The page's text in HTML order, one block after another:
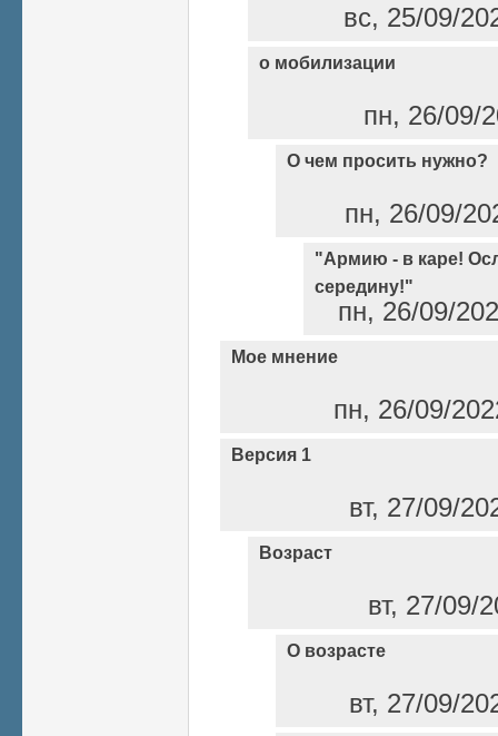
вс, 25/09/
о мобилизации
пн, 26/09/
О чем просить нужно?
пн, 26/09/
"Армию - в каре!
середину!"
пн, 26/09/
Мое мнение
пн, 26/09/
Версия 1
вт, 27/09/
Возраст
вт, 27/09/
О возрасте
вт, 27/09/